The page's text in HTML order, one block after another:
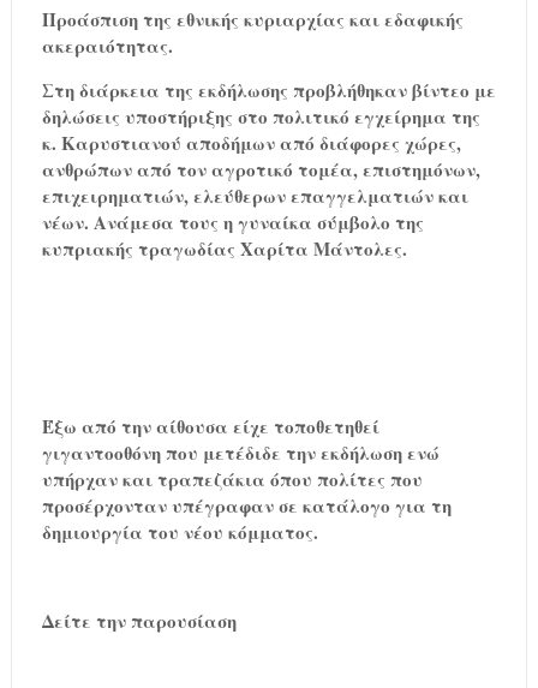
Προάσπιση της εθνικής κυριαρχίας και εδαφικής
ακεραιότητας.
Στη διάρκεια της εκδήλωσης προβλήθηκαν βίντεο με
δηλώσεις υποστήριξης στο πολιτικό εγχείρημα της
κ. Καρυστιανού αποδήμων από διάφορες χώρες,
ανθρώπων από τον αγροτικό τομέα, επιστημόνων,
επιχειρηματιών, ελεύθερων επαγγελματιών και
νέων. Ανάμεσα τους η γυναίκα σύμβολο της
κυπριακής τραγωδίας Χαρίτα Μάντολες.
Έξω από την αίθουσα είχε τοποθετηθεί
γιγαντοοθόνη που μετέδιδε την εκδήλωση ενώ
υπήρχαν και τραπεζάκια όπου πολίτες που
προσέρχονταν υπέγραφαν σε κατάλογο για τη
δημιουργία του νέου κόμματος.
Δείτε την παρουσίαση